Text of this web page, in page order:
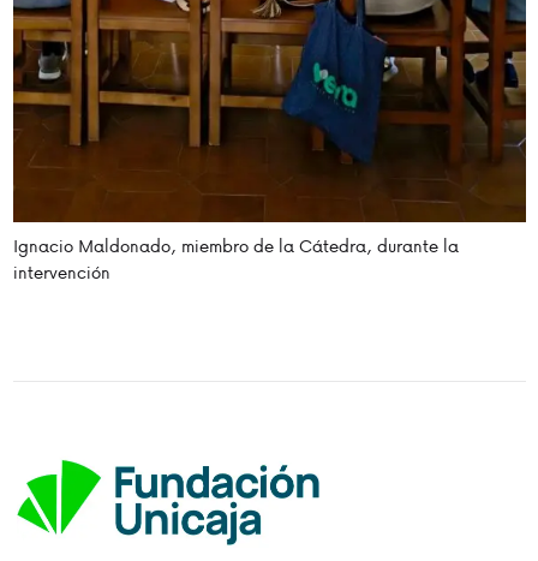
Ignacio Maldonado, miembro de la Cátedra, durante la
intervención